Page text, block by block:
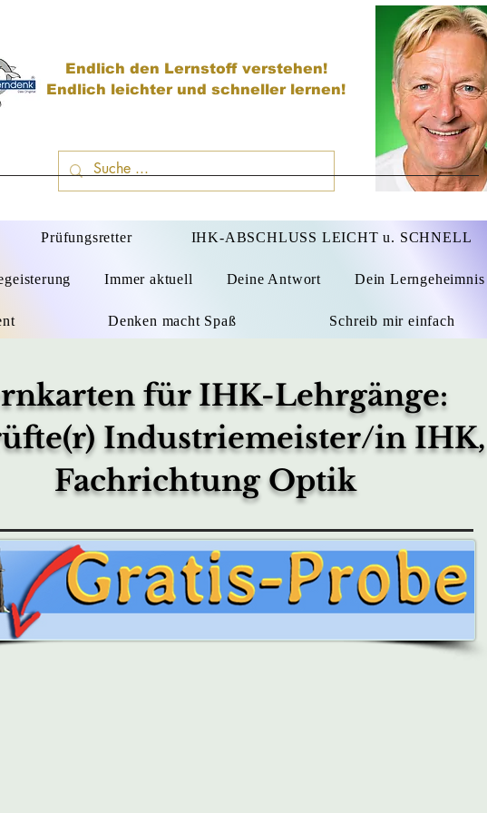
Endlich den Lernstoff verstehen!
Endlich leichter und schneller lernen!
Dr. Marius Ebert
Prüfungsretter IHK-ABSCHLUSS LEICHT u. SCHNELL
Immer aktuell Deine Antwort Dein Lerngeheimnis
Denken macht Spaß Schreib mir einfach
für IHK-Lehrgänge:
Industriemeister/in IHK,
Fachrichtung Optik